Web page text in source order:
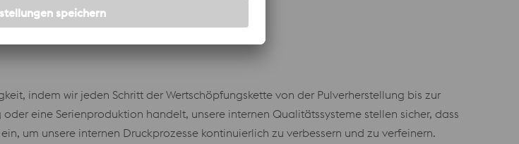
indem wir jeden Schritt der Wertschöpfungskette von der Pulverherstellung bis zur
eine Serienproduktion handelt, unsere internen Qualitätssysteme stellen sicher, dass
um unsere internen Druckprozesse kontinuierlich zu verbessern und zu verfeinern.